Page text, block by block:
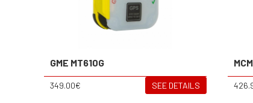
GME MT610G
349.00€ SEE DETAILS